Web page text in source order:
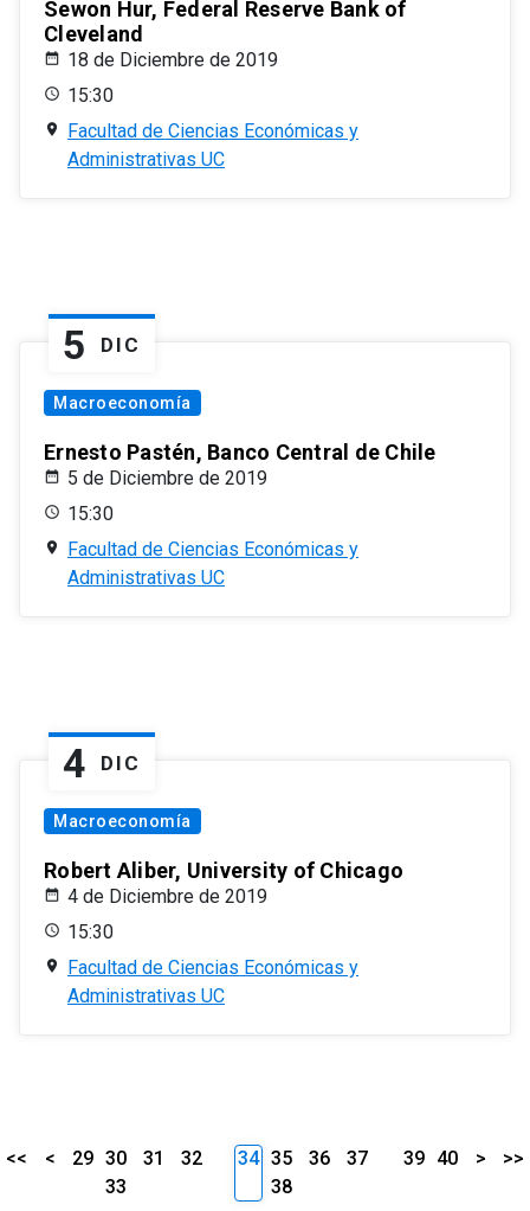
Sewon Hur, Federal Reserve Bank of
Cleveland
18 de Diciembre de 2019
15:30
Facultad de Ciencias Económicas y
Administrativas UC
5 DIC
Macroeconomía
Ernesto Pastén, Banco Central de Chile
5 de Diciembre de 2019
15:30
Facultad de Ciencias Económicas y
Administrativas UC
4 DIC
Macroeconomía
Robert Aliber, University of Chicago
4 de Diciembre de 2019
15:30
Facultad de Ciencias Económicas y
Administrativas UC
<< < 29 30 31
32
33
34 35 36
37
38
39 40 > >>